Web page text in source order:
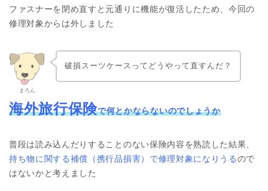
ファスナーを閉め直すと元通りに機能が復活したため、今回の
修理対象からは外しました
まろん
破損スーツケースってどうやって直すんだ？
海外旅行保険で何とかならないのでしょうか
普段は読み込んだりすることのない保険内容を熟読した結果、
持ち物に関する補償（携行品損害）で修理対象になりうる ので
はないかと考えました